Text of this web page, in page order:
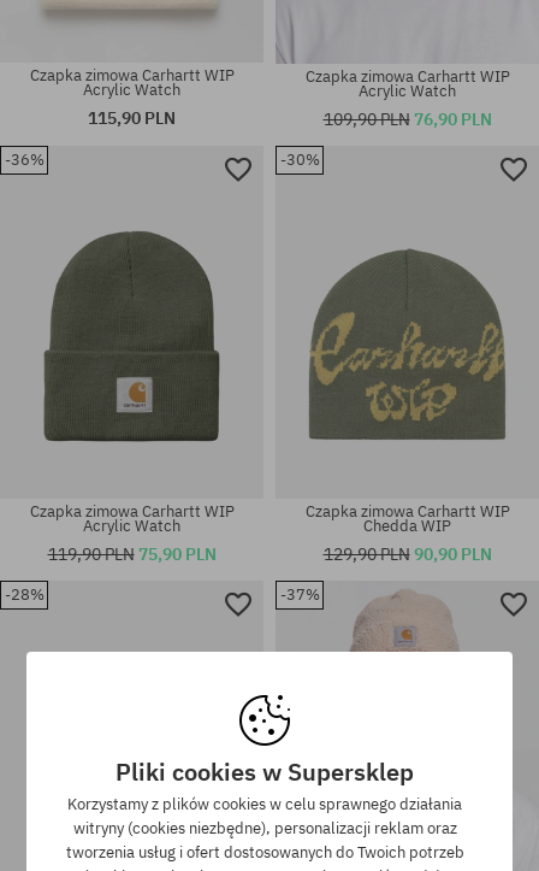
Czapka zimowa Carhartt WIP
Acrylic Watch
115,90 PLN
rozmiar uniwersalny
Czapka zimowa Carhartt WIP
Acrylic Watch
109,90 PLN 76,90 PLN
-36%
Czapka zimowa Carhartt WIP
Acrylic Watch
119,90 PLN 75,90 PLN
-30%
Czapka zimowa Carhartt WIP
Chedda WIP
129,90 PLN90,90 PLN
-28% -37%
Pliki cookies w Supersklep
Korzystamy z plików cookies w celu sprawnego działania
witryny (cookies niezbędne), personalizacji reklam oraz
tworzenia usług i ofert dostosowanych do Twoich potrzeb